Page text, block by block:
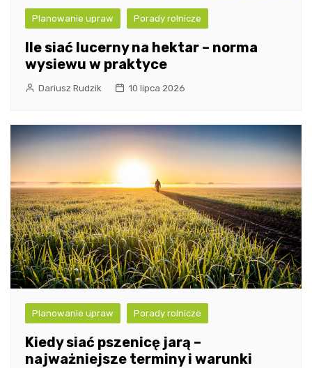
Planowanie upraw Porady rolnicze
Ile siać lucerny na hektar – norma
wysiewu w praktyce
Dariusz Rudzik 10 lipca 2026
Planowanie upraw Porady rolnicze
Kiedy siać pszenicę jarą –
najważniejsze terminy i warunki